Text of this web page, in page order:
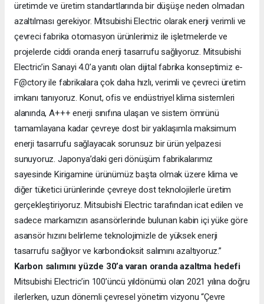
üretimde ve üretim standartlarında bir düşüşe neden olmadan
azaltılması gerekiyor. Mitsubishi Electric olarak enerji verimli ve
çevreci fabrika otomasyon ürünlerimiz ile işletmelerde ve
projelerde ciddi oranda enerji tasarrufu sağlıyoruz. Mitsubishi
Electric’in Sanayi 4.0’a yanıtı olan dijital fabrika konseptimiz e-
F@ctory ile fabrikalara çok daha hızlı, verimli ve çevreci üretim
imkanı tanıyoruz. Konut, ofis ve endüstriyel klima sistemleri
alanında, A+++ enerji sınıfına ulaşan ve sistem ömrünü
tamamlayana kadar çevreye dost bir yaklaşımla maksimum
enerji tasarrufu sağlayacak sorunsuz bir ürün yelpazesi
sunuyoruz. Japonya’daki geri dönüşüm fabrikalarımız
sayesinde Kirigamine ürünümüz başta olmak üzere klima ve
diğer tüketici ürünlerinde çevreye dost teknolojilerle üretim
gerçekleştiriyoruz. Mitsubishi Electric tarafından icat edilen ve
sadece markamızın asansörlerinde bulunan kabin içi yüke göre
asansör hızını belirleme teknolojimizle de yüksek enerji
tasarrufu sağlıyor ve karbondioksit salımını azaltıyoruz.”
Karbon salımını yüzde 30’a varan oranda azaltma hedefi
Mitsubishi Electric’in 100’üncü yıldönümü olan 2021 yılına doğru
ilerlerken, uzun dönemli çevresel yönetim vizyonu “Çevre